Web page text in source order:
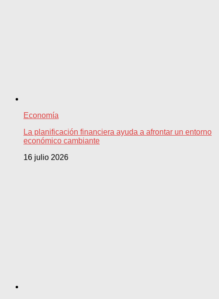
Economía
La planificación financiera ayuda a afrontar un entorno
económico cambiante
16 julio 2026